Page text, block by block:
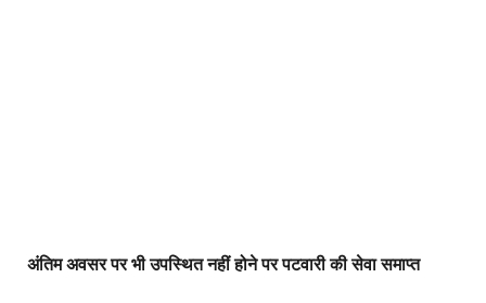
अंतिम अवसर पर भी उपस्थित नहीं होने पर पटवारी की सेवा समाप्त